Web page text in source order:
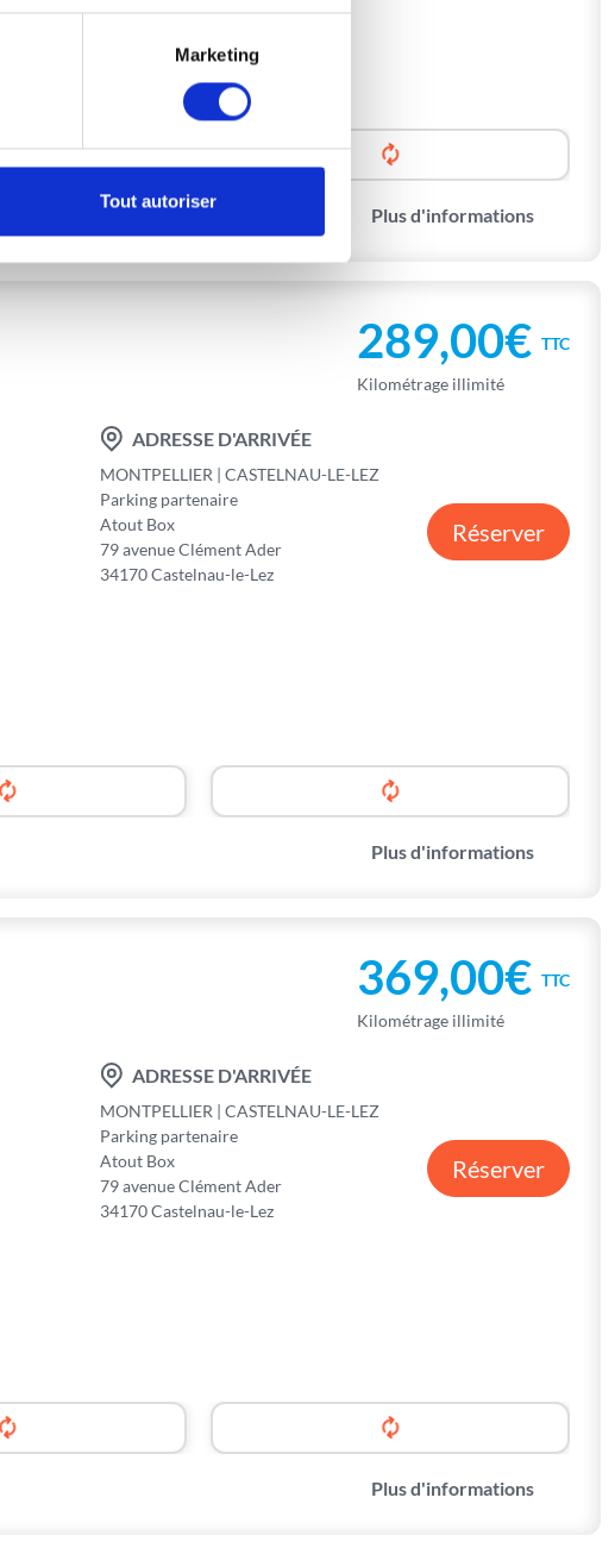
Marketing
Tout autoriser
Plus d'informations
289,00€ TTC
Kilométrage illimité
ADRESSE D'ARRIVÉE
MONTPELLIER | CASTELNAU-LE-LEZ
Parking partenaire
Atout Box
79 avenue Clément Ader
34170 Castelnau-le-Lez
Réserver
Plus d'informations
369,00€ TTC
Kilométrage illimité
ADRESSE D'ARRIVÉE
MONTPELLIER | CASTELNAU-LE-LEZ
Parking partenaire
Atout Box
79 avenue Clément Ader
34170 Castelnau-le-Lez
Réserver
Plus d'informations